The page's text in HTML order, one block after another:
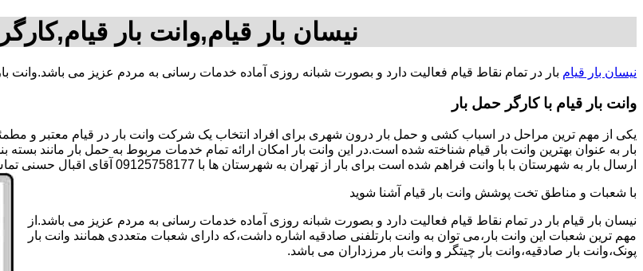
نیسان بار قیام,وانت بار
نیسان بار قیام بار در تمام نقاط قیام فعالیت دارد و بصورت شبانه روزی آماده خدمات رسانی به مردم عزیز می باشد.وانت
وانت بار قیام با کارگر حمل بار
یکی از مهم ترین مراحل در اسباب کشی و حمل بار درون شهری برای افراد انتخاب یک شرکت وانت بار در قیام معتبر و
بار به عنوان بهترین وانت بار قیام شناخته شده است.در این وانت بار امکان ارائه تمام خدمات مربوط به حمل بار مانند
ارسال بار به شهرستان با با وانت فراهم شده است برای بار از تهران به شهرستان ها با 09125758177 آقای اقبال حسنی تماس بگیرید..
با شعبات و مناطق تخت پوشش وانت بار قیام آشنا شوید
نیسان بار قیام بار در تمام نقاط قیام فعالیت دارد و بصورت شبانه روزی آماده خدمات رسانی به مردم عزیز می باشد.از
مهم ترین شعبات این وانت بار،می توان به وانت بارتلفنی صادقیه اشاره داشت،که دارای شعبات متعددی همانند وانت بار
پونک،وانت بار صادقیه،وانت بار چیتگر و وانت بار مرزداران می باشد.